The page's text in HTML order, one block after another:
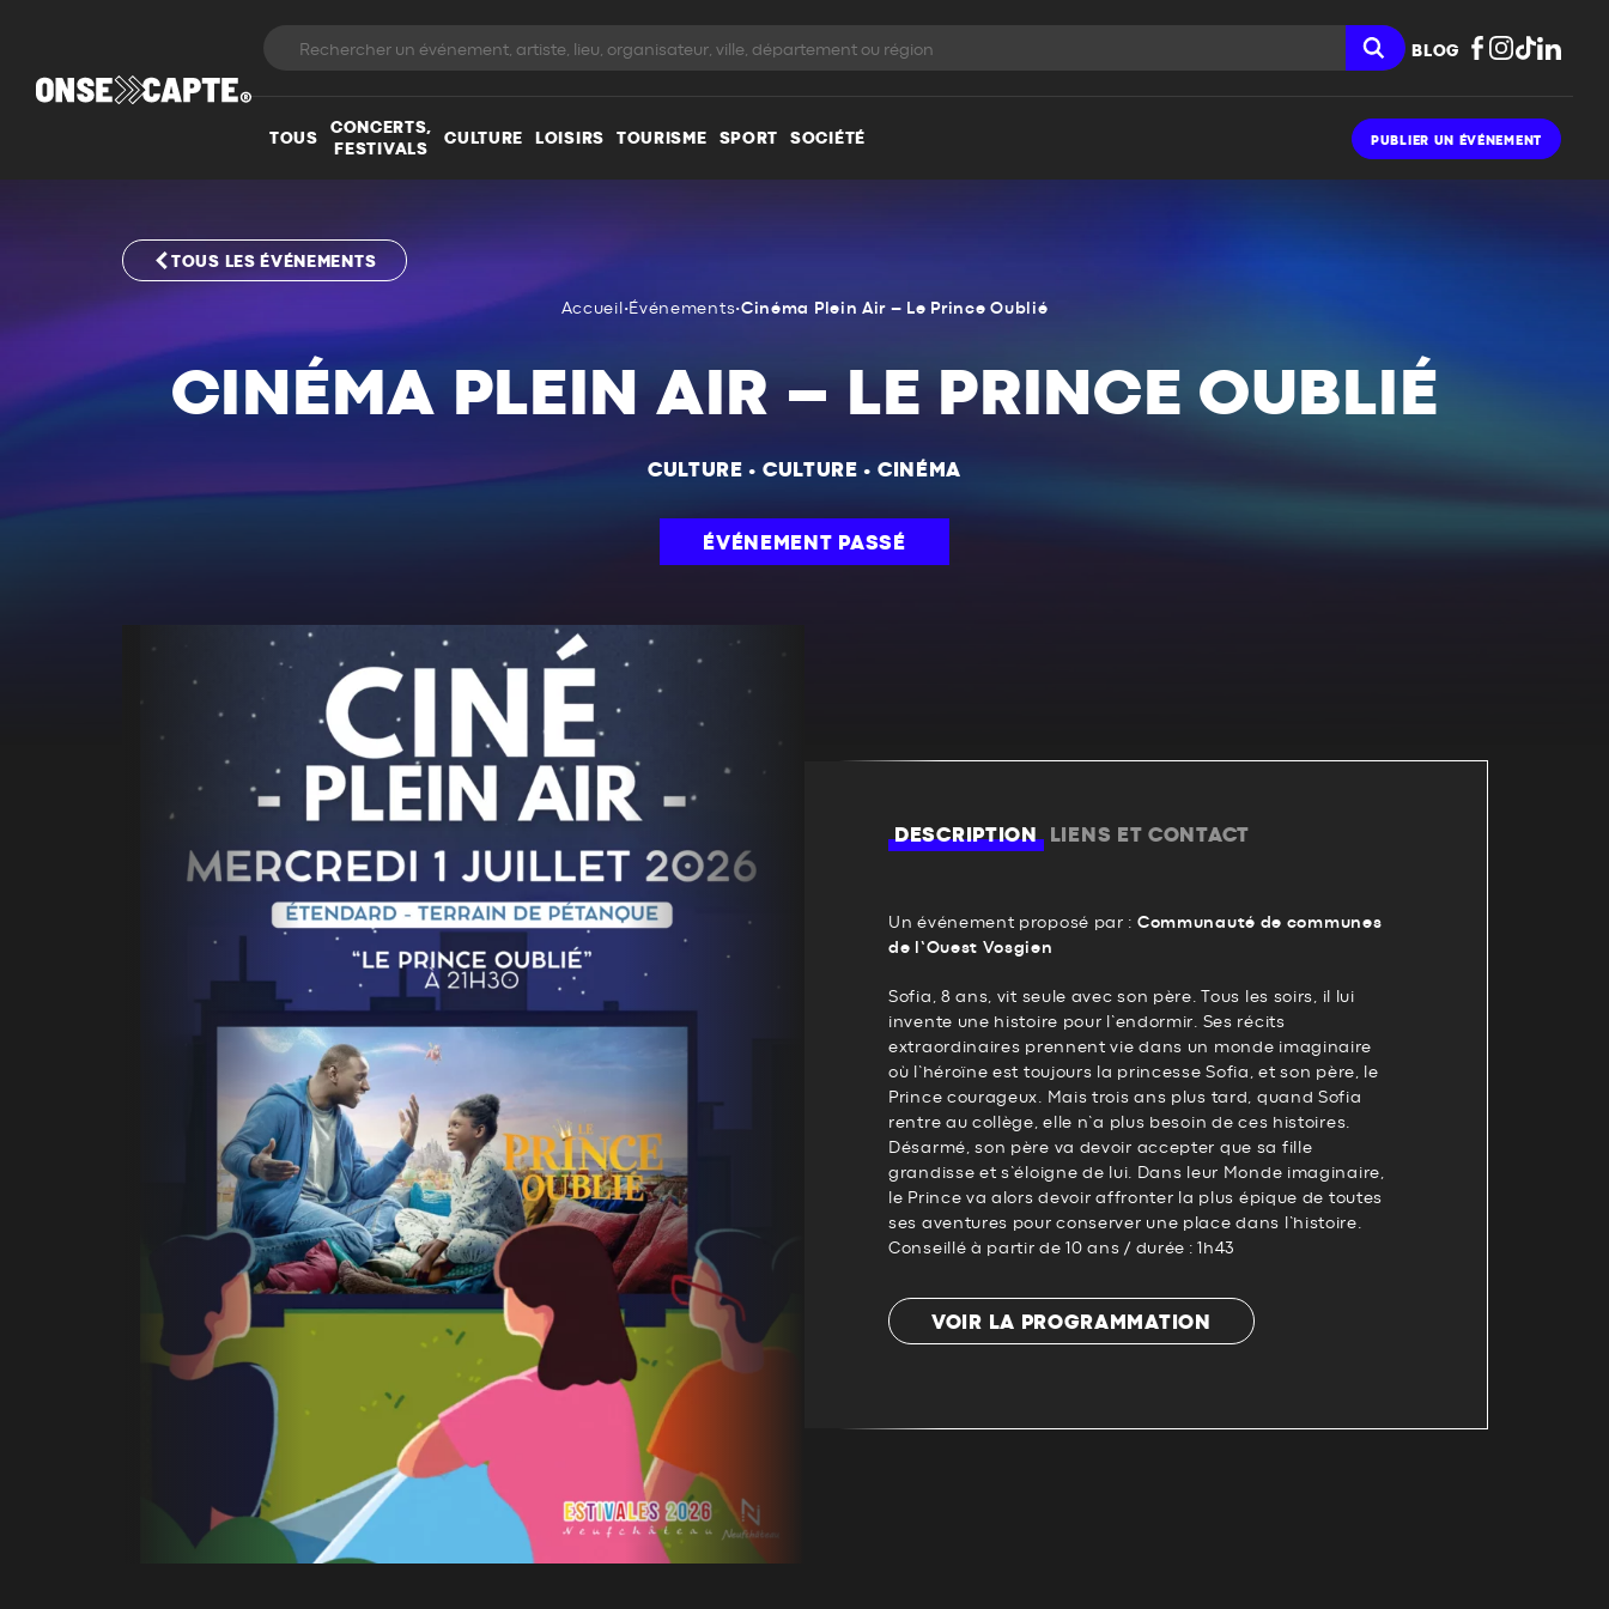
BLOG
TOUS
CONCERTS,
FESTIVALS
CULTURE LOISIRS TOURISME SPORT SOCIÉTÉ PUBLIER UN ÉVÉNEMENT
TOUS LES ÉVÉNEMENTS
Accueil •Événements•Cinéma Plein Air – Le Prince Oublié
CINÉMA PLEIN AIR – LE PRINCE OUBLIÉ
CULTURE • CULTURE • CINÉMA
ÉVÉNEMENT PASSÉ
DESCRIPTION LIENS ET CONTACT
Un événement proposé par : Communauté de communes
de l’Ouest Vosgien
Sofia, 8 ans, vit seule avec son père. Tous les soirs, il lui
invente une histoire pour l’endormir. Ses récits
extraordinaires prennent vie dans un monde imaginaire
où l’héroïne est toujours la princesse Sofia, et son père, le
Prince courageux. Mais trois ans plus tard, quand Sofia
rentre au collège, elle n’a plus besoin de ces histoires.
Désarmé, son père va devoir accepter que sa fille
grandisse et s’éloigne de lui. Dans leur Monde imaginaire,
le Prince va alors devoir affronter la plus épique de toutes
ses aventures pour conserver une place dans l’histoire.
Conseillé à partir de 10 ans / durée : 1h43
VOIR LA PROGRAMMATION